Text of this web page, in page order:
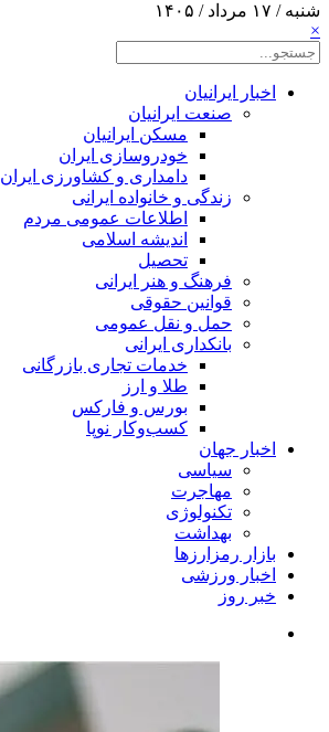
شنبه / ۱۷ مرداد / ۱۴۰۵
×
اخبار ایرانیان
صنعت ایرانیان
مسکن ایرانیان
خودروسازی ایران
دامداری و کشاورزی ایران
زندگی و خانواده ایرانی
اطلاعات عمومی مردم
اندیشه اسلامی
تحصیل
فرهنگ و هنر ایرانی
قوانین حقوقی
حمل و نقل عمومی
بانکداری ایرانی
خدمات تجاری بازرگانی
طلا و ارز
بورس و فارکس
کسب‌وکار نوپا
اخبار جهان
سیاسی
مهاجرت
تکنولوژی
بهداشت
بازار رمزارزها
اخبار ورزشی
خبر روز